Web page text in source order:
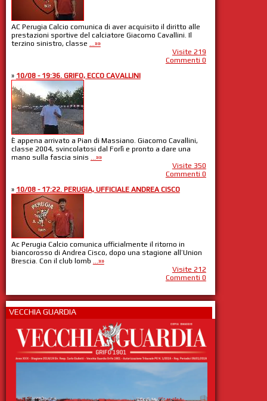
AC Perugia Calcio comunica di aver acquisito il diritto alle
prestazioni sportive del calciatore Giacomo Cavallini. Il
terzino sinistro, classe ...»»
Visite 219
Commenti 0
» 10/08 - 19:36. GRIFO, ECCO CAVALLINI
È appena arrivato a Pian di Massiano. Giacomo Cavallini,
classe 2004, svincolatosi dal Forlì e pronto a dare una
mano sulla fascia sinis ...»»
Visite 350
Commenti 0
» 10/08 - 17:22. PERUGIA, UFFICIALE ANDREA CISCO
Ac Perugia Calcio comunica ufficialmente il ritorno in
biancorosso di Andrea Cisco, dopo una stagione all’Union
Brescia. Con il club lomb ...»»
Visite 212
Commenti 0
VECCHIA GUARDIA